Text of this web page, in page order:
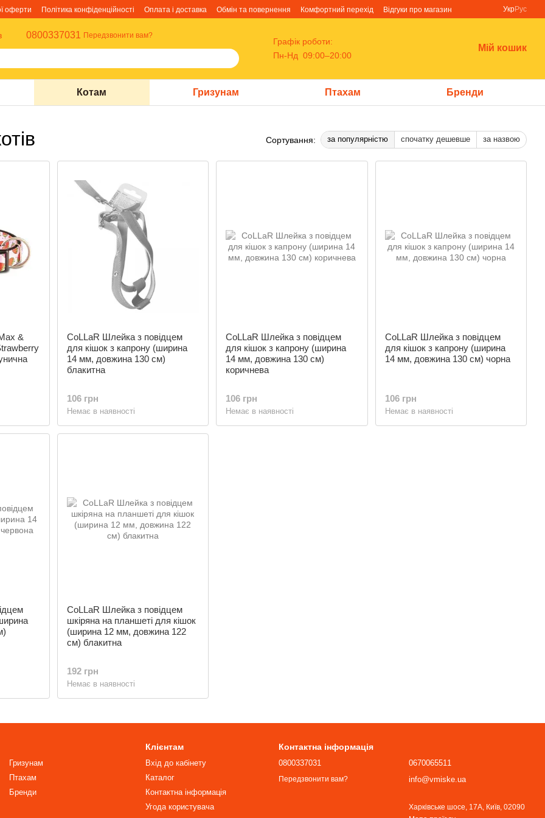
оферти Політика конфіденційності Оплата і доставка Обмін та повернення Комфортний перехід Відгуки про магазин УкрРус
0800337031 Передзвонити вам?
Графік роботи:
Пн-Нд 09:00–20:00
Мій кошик
Котам Гризунам Птахам Бренди
Сортування: за популярністю спочатку дешевше за назвою
&
CoLLaR Шлейка з повідцем
для кішок з капрону (ширина
14 мм, довжина 130 см)
блакитна
106 грн
Немає в наявності
CoLLaR Шлейка з повідцем
для кішок з капрону (ширина
14 мм, довжина 130 см)
коричнева
106 грн
Немає в наявності
CoLLaR Шлейка з повідцем
для кішок з капрону (ширина
14 мм, довжина 130 см) чорна
106 грн
Немає в наявності
CoLLaR Шлейка з повідцем
шкіряна на планшеті для кішок
(ширина 12 мм, довжина 122
см) блакитна
192 грн
Немає в наявності
Гризунам
Птахам
Бренди
Клієнтам
Вхід до кабінету
Каталог
Контактна інформація
Угода користувача
Контактна інформація
0800337031
Передзвонити вам?
0670065511
info@vmiske.ua
Харківське шосе, 17А, Київ, 02090